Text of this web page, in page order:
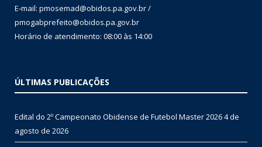
E-mail: pmosemad@obidos.pa.gov.br /
pmogabprefeito@obidos.pa.gov.br
Horário de atendimento: 08:00 às 14:00
ÚLTIMAS PUBLICAÇÕES
Edital do 2º Campeonato Obidense de Futebol Master 20264 de
agosto de 2026